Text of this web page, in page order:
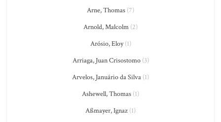
Arne, Thomas (7)
Arnold, Malcolm (2)
Arósio, Eloy(1)
Arriaga, Juan Crisostomo(3)
Arvelos, Januário da Silva (1)
Ashewell, Thomas (1)
Aßmayer, Ignaz (1)